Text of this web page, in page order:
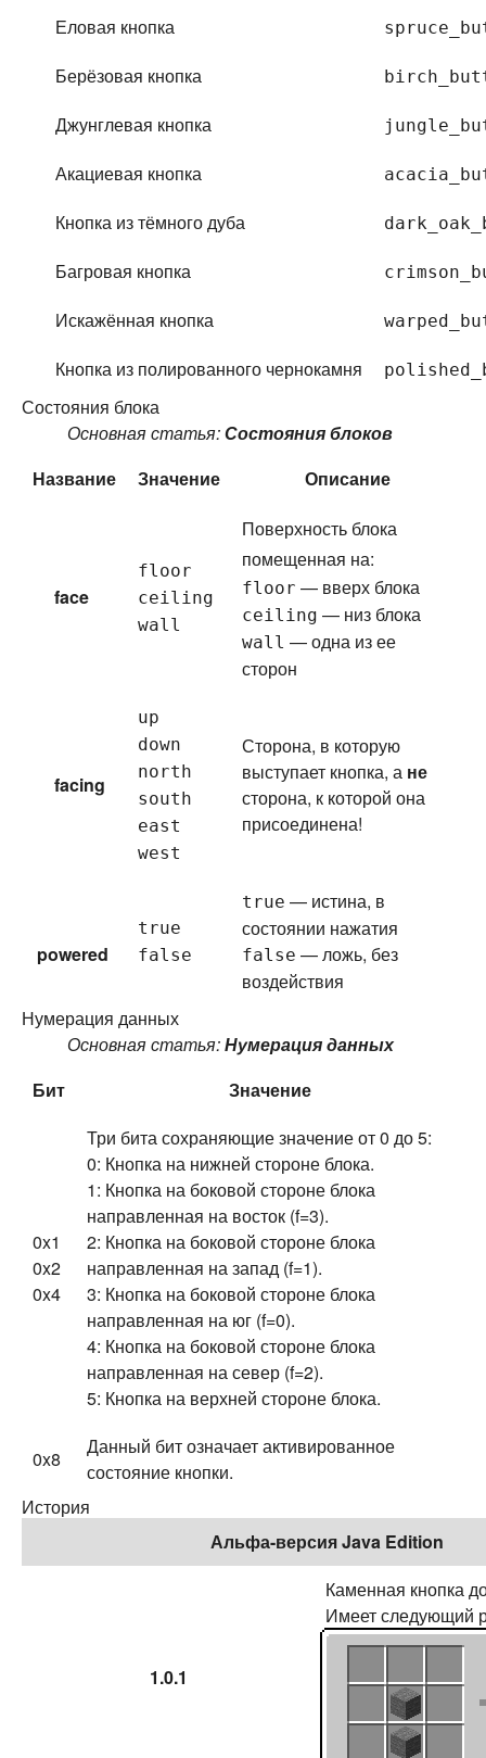
Еловая кнопка
Берёзовая кнопка
Джунглевая кнопка
Акациевая кнопка
Кнопка из тёмного дуба
Багровая кнопка
Искажённая кнопка
Кнопка из полированного чернокамня
Состояния блока
Основная статья:Состояния блоков
Название
Значение Описание
face
floor
ceiling
wall
Поверхность блока
помещенная на:
floor — вверх блока
ceiling — низ блока
wall — одна из ее
сторон
facing
up
down
north
south
east
west
Сторона, в которую
выступает кнопка, а не
сторона, к которой она
присоединена!
powered
true
false
true — истина, в
состоянии нажатия
false — ложь, без
воздействия
Нумерация данных
Основная статья:Нумерация данных
Бит
Значение
0x1
0x2
0x4
Три бита сохраняющие значение от 0 до 5:
0: Кнопка на нижней стороне блока.
1: Кнопка на боковой стороне блока
направленная на восток (f=3).
2: Кнопка на боковой стороне блока
направленная на запад (f=1).
3: Кнопка на боковой стороне блока
направленная на юг (f=0).
4: Кнопка на боковой стороне блока
направленная на север (f=2).
5: Кнопка на верхней стороне блока.
0x8
Данный бит означает активированное
состояние кнопки.
История
Альфа-версия Java Edition
1.0.1
Каменная кнопка
Имеет следующий